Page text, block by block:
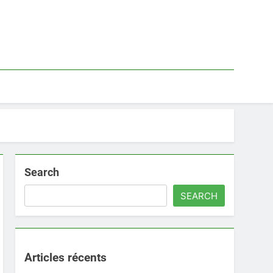
Search
SEARCH
Articles récents